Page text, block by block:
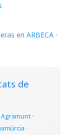
en ARBECA·
de
Agramunt·
·